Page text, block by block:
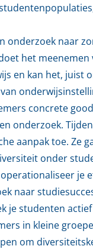
onderzoek naar
het
en kan het, juist
concrete
onderzoek.
aanpak toe. Ze
onder
je
naar
je studenten
in kleine
om